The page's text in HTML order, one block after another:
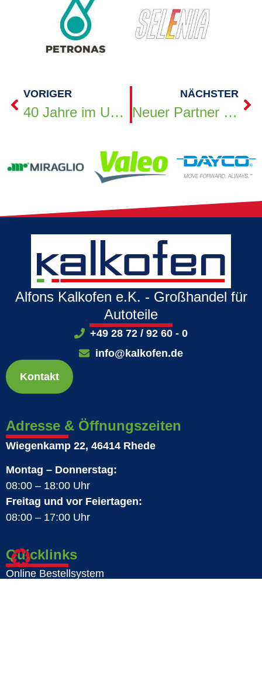
VORIGER
40 Jahre im Unternehmen
NÄCHSTER
Neuer Partner Nachtversand
Alfons Kalkofen e.K. - Großhandel für
Autoteile
+49 28 72 / 92 60 - 0
info@kalkofen.de
Kontakt
Adresse & Öffnungszeiten
Wiegenkamp 22, 46414 Rhede
Montag – Donnerstag:
08:00 – 18:00 Uhr
Freitag und vor Feiertagen:
08:00 – 17:00 Uhr
Quicklinks
Online Bestellsystem